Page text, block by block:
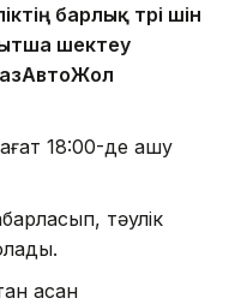
барлық түрі үшін
шектеу
18:00-де ашу
тәулік
асқан